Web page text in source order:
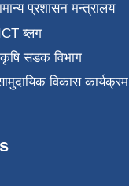
प्रशासन मन्त्रालय
ब्लग
कृषि सडक विभाग
विकास कार्यक्रम